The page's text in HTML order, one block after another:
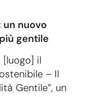
un nuovo
gentile
[luogo] il
– Il
Gentile”, un